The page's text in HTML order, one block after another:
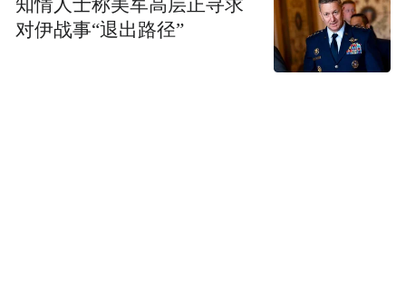
知情人士称美军高层正寻求
对伊战事“退出路径”